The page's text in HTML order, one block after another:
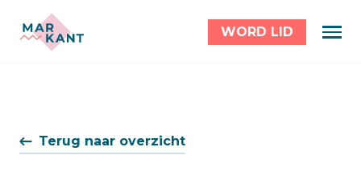
WORD LID
Terug naar overzicht